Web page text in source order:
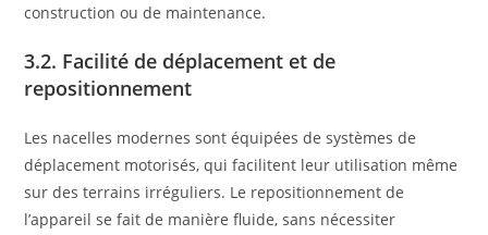
construction ou de maintenance.
3.2. Facilité de déplacement et de
repositionnement
Les nacelles modernes sont équipées de systèmes de
déplacement motorisés, qui facilitent leur utilisation même
sur des terrains irréguliers. Le repositionnement de
l’appareil se fait de manière fluide, sans nécessiter